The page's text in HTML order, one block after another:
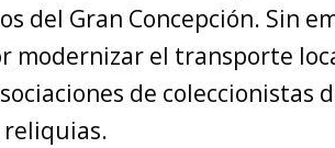
del Gran Concepción. Sin
modernizar el transporte
de coleccionistas
reliquias.